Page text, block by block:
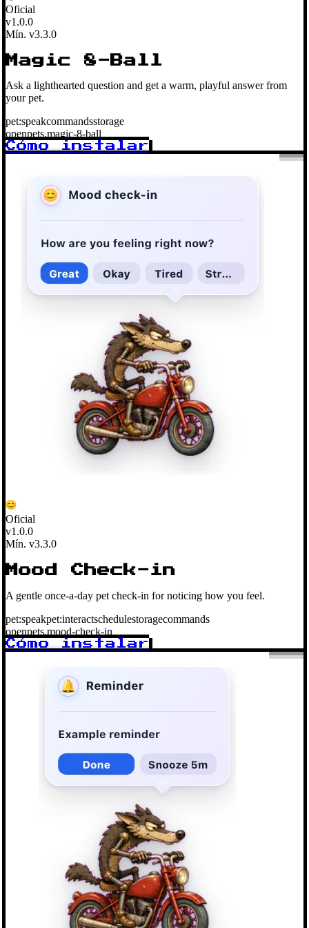
Oficial
v1.0.0
Mín. v3.3.0
Magic 8-Ball
Ask a lighthearted question and get a warm, playful answer from
your pet.
pet:speakcommandsstorage
openpets.magic-8-ball
Cómo instalar
Oficial
v1.0.0
Mín. v3.3.0
Mood Check-in
A gentle once-a-day pet check-in for noticing how you feel.
pet:speakpet:interactschedulestoragecommands
openpets.mood-check-in
Cómo instalar